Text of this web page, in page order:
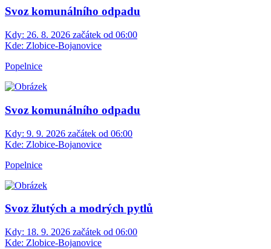
Svoz komunálního odpadu
Kdy: 26. 8. 2026 začátek od 06:00
Kde: Zlobice-Bojanovice
Popelnice
Svoz komunálního odpadu
Kdy: 9. 9. 2026 začátek od 06:00
Kde: Zlobice-Bojanovice
Popelnice
Svoz žlutých a modrých pytlů
Kdy: 18. 9. 2026 začátek od 06:00
Kde: Zlobice-Bojanovice